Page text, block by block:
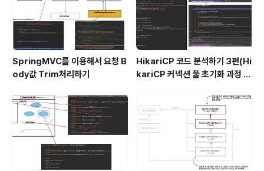
SpringMVC를 이용해서 요청 B
ody값 Trim처리하기
HikariCP 코드 분석하기 3편(Hi
kariCP 커넥션 풀 초기화 과정 디